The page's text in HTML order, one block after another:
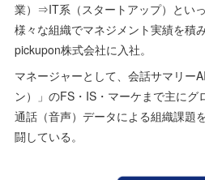
業）⇒IT系（スタートアップ）とい
様々な組織でマネジメント実績を積
pickupon株式会社に入社。
マネージャーとして、会話サマリー
ン）」のFS・IS・マーケまで主にグ
通話（音声）データによる組織課題
闘している。